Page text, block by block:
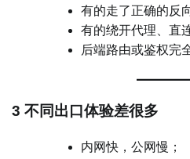
有的走了正确的反
有的绕开代理、直
后端路由或鉴权完
3 不同出口体验差很多
内网快，公网慢；